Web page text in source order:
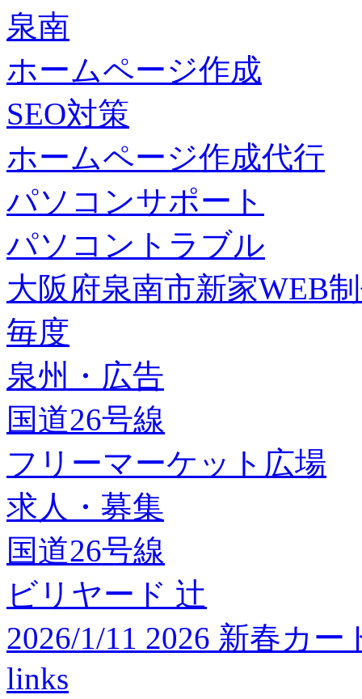
泉南
ホームページ作成
SEO対策
ホームページ作成代行
パソコンサポート
パソコントラブル
大阪府泉南市新家WEB
毎度
泉州・広告
国道26号線
フリーマーケット広場
求人・募集
国道26号線
ビリヤード 辻
2026/1/11 2026 新春カ
links